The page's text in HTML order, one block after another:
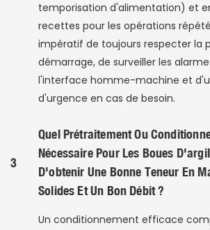
temporisation d'alimentation) et
recettes pour les opérations
impératif de toujours respecter la
démarrage, de surveiller les
l'interface homme-machine et
d'urgence en cas de besoin.
3
Quel Prétraitement Ou
Nécessaire Pour Les Boues
D'obtenir Une Bonne Teneur En
Solides Et Un Bon Débit ?
Un conditionnement efficace